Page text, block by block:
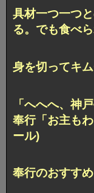
具材一つ一つ
る。 でも食べ
身を切ってキ
「へへへ、神
奉行「お主も
ール)
奉行のおすす